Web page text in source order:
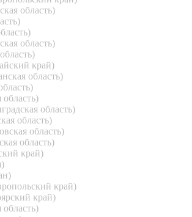
область)
область)
край)
область)
область)
область)
область)
область)
край)
край)
край)
область)